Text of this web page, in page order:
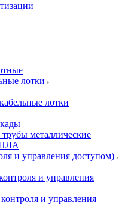
лотки
лотки
металлические
и управления доступом)
и управления
и управления